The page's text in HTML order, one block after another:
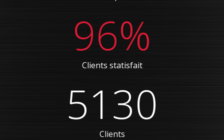
96%
Clients statisfait
5130
Clients